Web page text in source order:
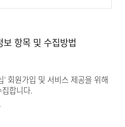
보 항목 및 수집방법
회원가입 및 서비스 제공을 위해
합니다.